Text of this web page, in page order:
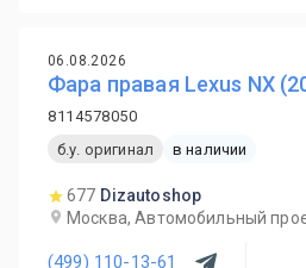
06.08.2026
Фара правая Lexus NX
8114578050
б.у. оригинал
в наличии
677 Dizautoshop
Москва, Автомобильный
(499) 110-13-61